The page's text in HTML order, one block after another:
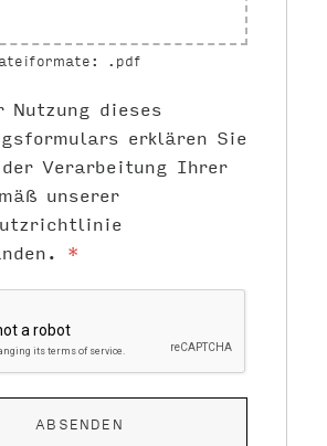
.pdf
Nutzung dieses
erklären Sie
Verarbeitung Ihrer
unserer
*